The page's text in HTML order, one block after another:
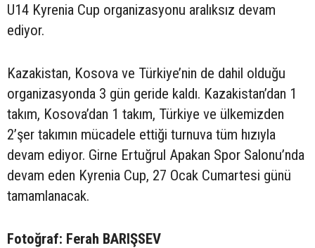
U14 Kyrenia Cup organizasyonu aralıksız devam
ediyor.
Kazakistan, Kosova ve Türkiye’nin de dahil olduğu
organizasyonda 3 gün geride kaldı. Kazakistan’dan 1
takım, Kosova’dan 1 takım, Türkiye ve ülkemizden
2’şer takımın mücadele ettiği turnuva tüm hızıyla
devam ediyor. Girne Ertuğrul Apakan Spor Salonu’nda
devam eden Kyrenia Cup, 27 Ocak Cumartesi günü
tamamlanacak.
Fotoğraf: Ferah BARIŞSEV